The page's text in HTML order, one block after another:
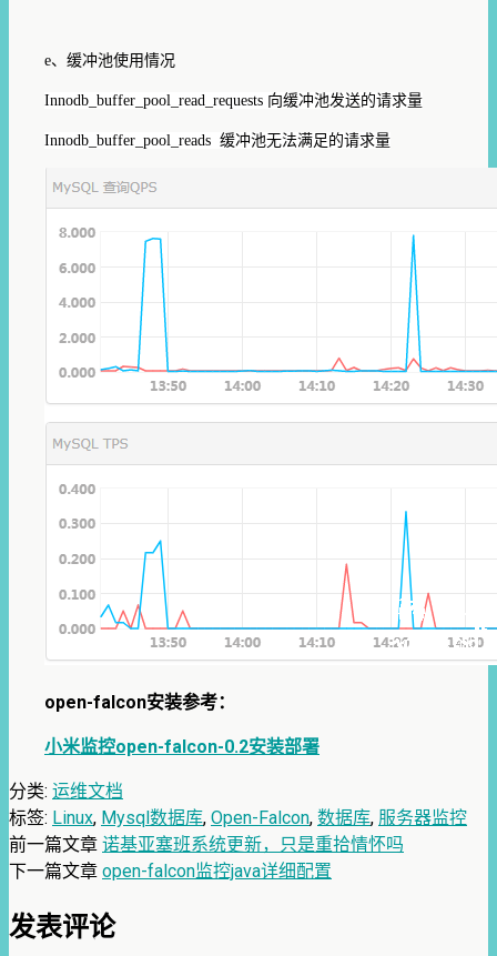
e、缓冲池使用情况
Innodb_buffer_pool_read_requests 向缓冲池发送的请求量
Innodb_buffer_pool_reads 缓冲池无法满足的请求量
open-falcon安装参考：
小米监控open-falcon-0.2安装部署
分类: 运维文档
标签: Linux, Mysql数据库, Open-Falcon, 数据库, 服务器监控
前一篇文章 诺基亚塞班系统更新，只是重拾情怀吗
下一篇文章 open-falcon监控java详细配置
发表评论